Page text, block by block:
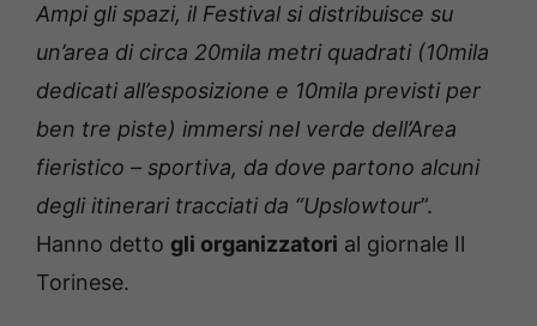
Ampi gli spazi, il Festival si distribuisce su
un’area di circa 20mila metri quadrati (10mila
dedicati all’esposizione e 10mila previsti per
ben tre piste) immersi nel verde dell’Area
fieristico – sportiva, da dove partono alcuni
degli itinerari tracciati da “Upslowtour”.
Hanno detto gli organizzatori al giornale Il
Torinese.